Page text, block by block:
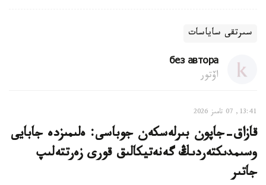
سىرتقى ساياسات
без автора
اۆتور
13:41, 07 تامىز 2026
قازاق-جاپون بىرلەسكەن جوباسى: ەلىمىزدە جابايى
وسىمدىكتەردىڭ گەنەتيكالىق قورى زەرتتەلىپ
جاتىر